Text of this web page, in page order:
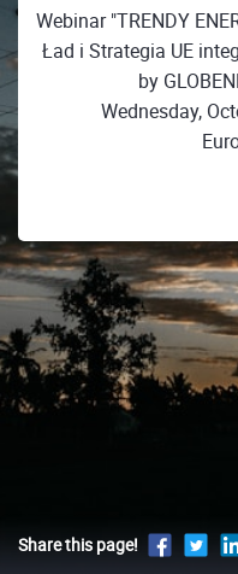
Webinar "TRENDY
Ład i Strategia UE
by
Wednesday,
Share this page!